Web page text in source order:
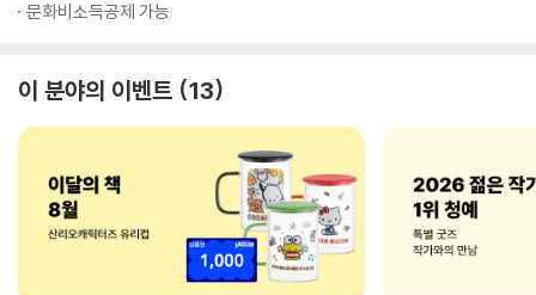
문화비소득공제 가능
이 분야의 이벤트 13